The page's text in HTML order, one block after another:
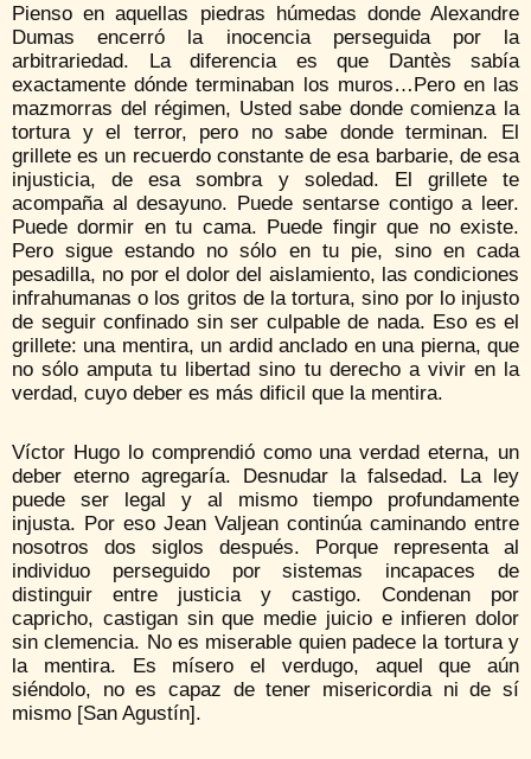
Pienso en aquellas piedras húmedas donde Alexandre
Dumas encerró la inocencia perseguida por la
arbitrariedad. La diferencia es que Dantès sabía
exactamente dónde terminaban los muros…Pero en las
mazmorras del régimen, Usted sabe donde comienza la
tortura y el terror, pero no sabe donde terminan. El
grillete es un recuerdo constante de esa barbarie, de esa
injusticia, de esa sombra y soledad. El grillete te
acompaña al desayuno. Puede sentarse contigo a leer.
Puede dormir en tu cama. Puede fingir que no existe.
Pero sigue estando no sólo en tu pie, sino en cada
pesadilla, no por el dolor del aislamiento, las condiciones
infrahumanas o los gritos de la tortura, sino por lo injusto
de seguir confinado sin ser culpable de nada. Eso es el
grillete: una mentira, un ardid anclado en una pierna, que
no sólo amputa tu libertad sino tu derecho a vivir en la
verdad, cuyo deber es más dificil que la mentira.
Víctor Hugo lo comprendió como una verdad eterna, un
deber eterno agregaría. Desnudar la falsedad. La ley
puede ser legal y al mismo tiempo profundamente
injusta. Por eso Jean Valjean continúa caminando entre
nosotros dos siglos después. Porque representa al
individuo perseguido por sistemas incapaces de
distinguir entre justicia y castigo. Condenan por
capricho, castigan sin que medie juicio e infieren dolor
sin clemencia. No es miserable quien padece la tortura y
la mentira. Es mísero el verdugo, aquel que aún
siéndolo, no es capaz de tener misericordia ni de sí
mismo [San Agustín].